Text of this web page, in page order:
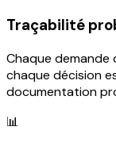
Traçabilité
Chaque demande
chaque décision
documentation
📊